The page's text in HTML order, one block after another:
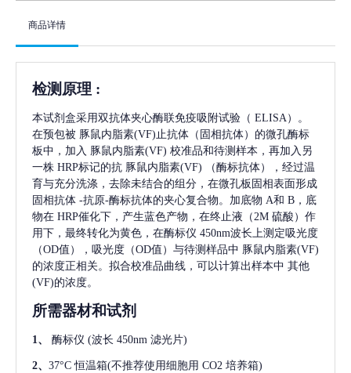
商品详情
检测原理 :
本试剂盒采用双抗体夹心酶联免疫吸附试验（ ELISA）。
在预包被 豚鼠内脂素(VF)止抗体（固相抗体）的微孔酶标
板中，加入 豚鼠内脂素(VF) 校准品和待测样本，再加入另
一株 HRP标记的抗 豚鼠内脂素(VF)
（酶标抗体），经过温
育与充分洗涤，去除未结合的组分，在微孔板固相表面形成
固相抗体 -抗原-酶标抗体的夹心复合物。加底物 A和 B，底
物在 HRP催化下，产生蓝色产物，在终止液（2M 硫酸）作
用下，最终转化为黄色，在酶标仪 450nm波长上测定吸光度
（OD值），吸光度（OD值）与待测样品中 豚鼠内脂素(VF)
的浓度正相关。拟合校准品曲线，可以计算出样本中 其他
(VF)的浓度。
所需器材和试剂
1、 酶标仪 (波长 450nm 滤光片)
2、 37°C 恒温箱(不推荐使用细胞用 CO2 培养箱)